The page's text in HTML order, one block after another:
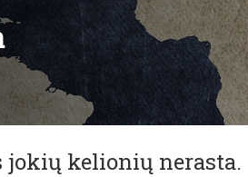
jokių kelionių nerasta.